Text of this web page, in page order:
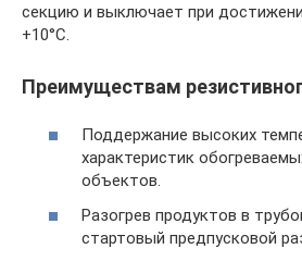
секцию и выключает при
+10°С.
Преимуществам
Поддержание высоких
характеристик
объектов.
Разогрев продуктов в
стартовый предпусковой